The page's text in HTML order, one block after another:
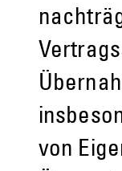
von